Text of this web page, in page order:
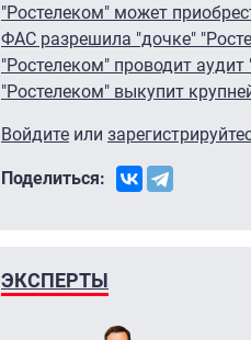
"Ростелеком" может
ФАС разрешила "дочке"
"Ростелеком" проводит
"Ростелеком" выкупит
Войдите или
Поделиться:
ЭКСПЕРТЫ